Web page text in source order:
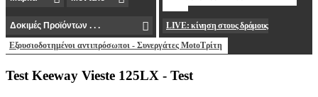
LIVE: κίνηση στους δρόμους
Εξουσιοδοτημένοι αντιπρόσωποι - Συνεργάτες MotoΤρίτη
Test Keeway Vieste 125LX - Test